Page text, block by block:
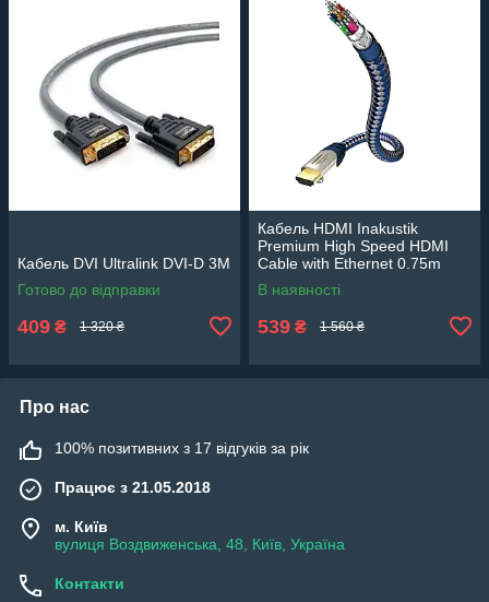
Кабель DVI Ultralink DVI-D 3М
Готово до відправки
409 ₴ 1 320 ₴
Кабель HDMI Inakustik
Premium High Speed HDMI
Cable with Ethernet 0.75m
В наявності
539 ₴ 1 560 ₴
Про нас
100% позитивних з 17 відгуків за рік
Працює з 21.05.2018
м. Київ
вулиця Воздвиженська, 48, Київ, Україна
Контакти